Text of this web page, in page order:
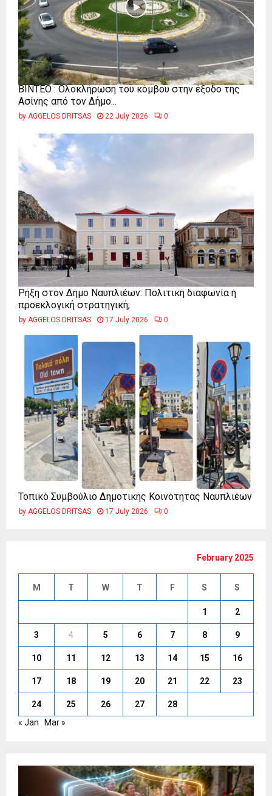
ΒΙΝΤΕΟ : Ολοκλήρωση του κόμβου στην έξοδο της
Ασίνης από τον Δήμο...
by AGGELOS DRITSAS 22 July 2026 0
Ρήξη στον Δήμο Ναυπλιέων: Πολιτική διαφωνία ή
προεκλογική στρατηγική;
by AGGELOS DRITSAS 17 July 2026 0
Τοπικό Συμβούλιο Δημοτικής Κοινότητας Ναυπλιέων
by AGGELOS DRITSAS 17 July 2026 0
February 2025
M T W T F S S
1 2
3 4 5 6 7 8 9
10 11 12 13 14 15 16
17 18 19 20 21 22 23
24 25 26 27
28
« Jan
Mar »